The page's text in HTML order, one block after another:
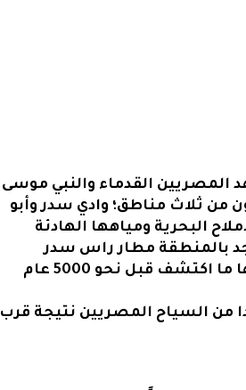
القدماء والنبي موسى
من ثلاث مناطق؛ وادي سدر وأبو
البحرية ومياهها الهادئة
حمدي ويوجد بالمنطقة مطار راس سدر
الدولي، ويوجد في المنطقة حمامات فرعون وعيون مياه كبريتية ذات طبيعية شفائية منها ما اكتشف قبل نحو 5000 عام
من السياح المصريين نتيجة قرب